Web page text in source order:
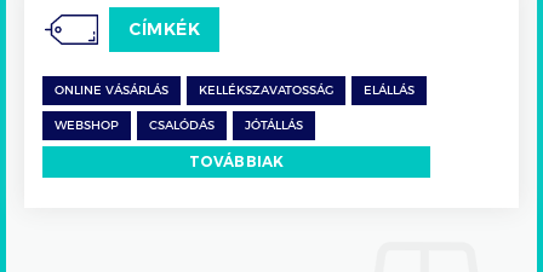
CÍMKÉK
ONLINE VÁSÁRLÁS KELLÉKSZAVATOSSÁG ELÁLLÁS
WEBSHOP CSALÓDÁS JÓTÁLLÁS
TOVÁBBIAK